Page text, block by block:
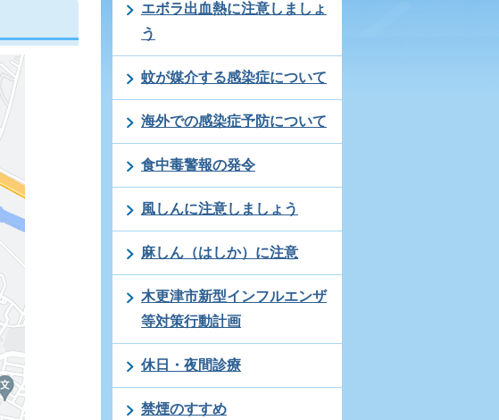
エボラ出血熱に注意しましょ
う
蚊が媒介する感染症について
海外での感染症予防について
食中毒警報の発令
風しんに注意しましょう
麻しん（はしか）に注意
木更津市新型インフルエンザ
等対策行動計画
休日・夜間診療
禁煙のすすめ